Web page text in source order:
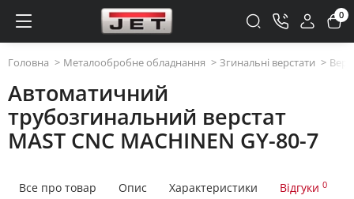
0
Головна Металообробне обладнання Згинальні верстати
Автоматичний
трубозгинальний верстат
MAST CNC MACHINEN GY-80-7
Все про товар Опис Характеристики Відгуки 0